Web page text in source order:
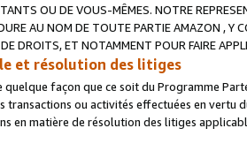
OU DE VOUS-MÊMES. NOTRE
AU NOM DE TOUTE PARTIE AMAZON , Y
DROITS, ET NOTAMMENT POUR FAIRE
et résolution des litiges
façon que ce soit du Programme
transactions ou activités effectuées en vertu
en matière de résolution des litiges